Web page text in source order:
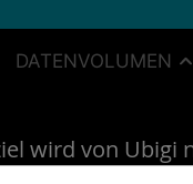
DATENVOLUMEN
wird von